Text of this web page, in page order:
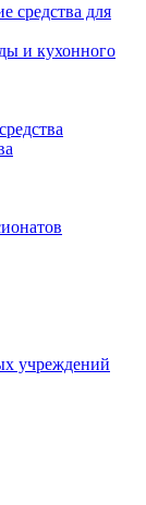
для
и кухонного
учреждений